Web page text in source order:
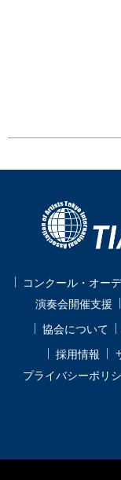
コンクール・オー
演奏会開催支援
協会について
採用情報
プライバシーポリ